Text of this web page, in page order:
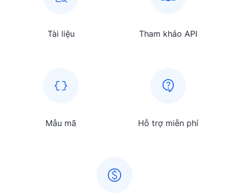
Tài liệu Tham khảo API
Mẫu mã Hỗ trợ miễn phí